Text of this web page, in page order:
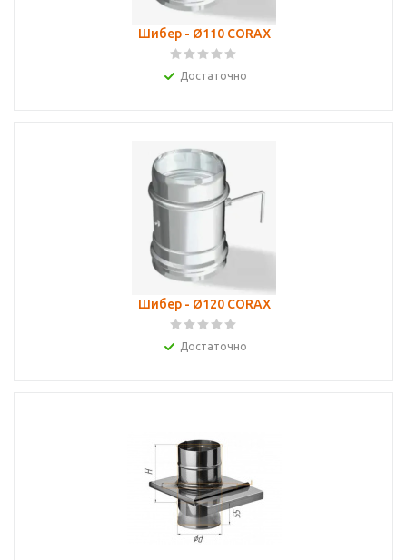
Шибер - Ø110 CORAX
Достаточно
Шибер - Ø120 CORAX
Достаточно